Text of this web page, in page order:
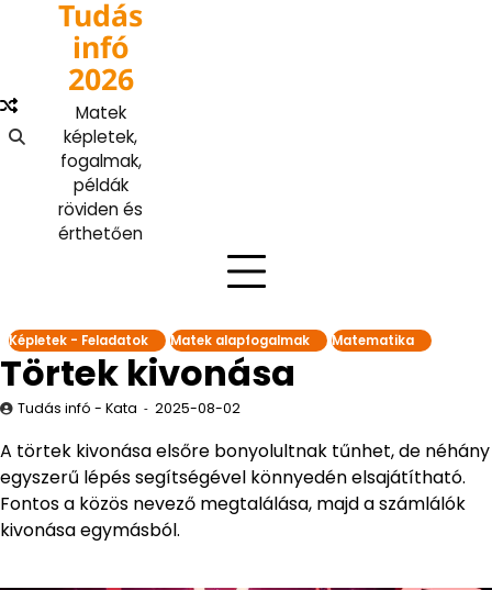
Tudás
infó
2026
Matek
képletek,
fogalmak,
példák
röviden és
érthetően
Képletek - Feladatok Matek alapfogalmak Matematika
Törtek kivonása
Tudás infó - Kata 2025-08-02
A törtek kivonása elsőre bonyolultnak tűnhet, de néhány
egyszerű lépés segítségével könnyedén elsajátítható.
Fontos a közös nevező megtalálása, majd a számlálók
kivonása egymásból.